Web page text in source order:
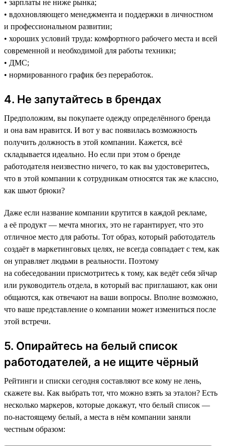
• зарплаты не ниже рынка;
• вдохновляющего менеджмента и поддержки в личностном
и профессиональном развитии;
• хороших условий труда: комфортного рабочего места и всей
современной и необходимой для работы техники;
• ДМС;
• нормированного график без переработок.
4. Не запутайтесь в брендах
Предположим, вы покупаете одежду определённого бренда
и она вам нравится. И вот у вас появилась возможность
получить должность в этой компании. Кажется, всё
складывается идеально. Но если при этом о бренде
работодателя неизвестно ничего, то как вы удостоверитесь,
что в этой компании к сотрудникам относятся так же классно,
как шьют брюки?
Даже если название компании крутится в каждой рекламе,
а её продукт — мечта многих, это не гарантирует, что это
отличное место для работы. Тот образ, который работодатель
создаёт в маркетинговых целях, не всегда совпадает с тем, как
он управляет людьми в реальности. Поэтому
на собеседовании присмотритесь к тому, как ведёт себя эйчар
или руководитель отдела, в который вас приглашают, как они
общаются, как отвечают на ваши вопросы. Вполне возможно,
что ваше представление о компании может измениться после
этой встречи.
5. Опирайтесь на белый список
работодателей, а не ищите чёрный
Рейтинги и списки сегодня составляют все кому не лень,
скажете вы. Как выбрать тот, что можно взять за эталон? Есть
несколько маркеров, которые докажут, что белый список —
по-настоящему белый, а места в нём компании заняли
честным образом: